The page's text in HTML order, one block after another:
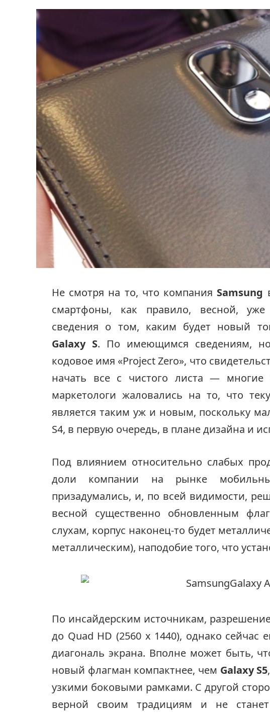
Не смотря на то, что компания Samsung
смартфоны, как правило, весной,
сведения о том, каким будет новый
Galaxy S. По имеющимся сведениям,
кодовое имя «Project Zero», что
начать все с чистого листа — многие
маркетологи жаловались на то, что
является таким уж и новым, поскольку
S4, в первую очередь, в плане дизайна и
Под влиянием относительно слабых
доли компании на рынке
призадумались, и, по всей видимости,
весной существенно обновленным
слухам, корпус наконец-то будет
металлическим), наподобие того, что
По инсайдерским источникам,
до Quad HD (2560 x 1440), однако сейчас
диагональ экрана. Вполне может быть,
новый флагман компактнее, чем Galaxy S5
узкими боковыми рамками. С другой
верной своим традициям и не станет